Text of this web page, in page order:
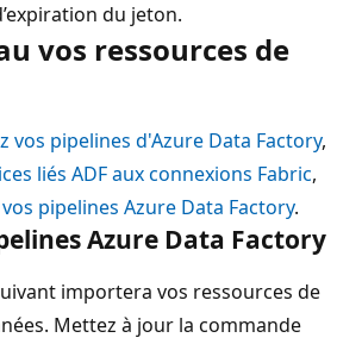
du jeton.
vos ressources de
vos pipelines d'Azure Data Factory,
liés ADF aux connexions Fabric,
pipelines Azure Data Factory.
Azure Data Factory
importera vos ressources de
Mettez à jour la commande